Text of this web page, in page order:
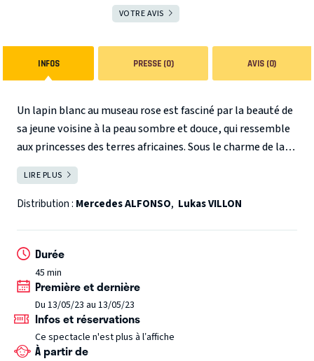
VOTRE AVIS
INFOS PRESSE (0) AVIS (0)
Un lapin blanc au museau rose est fasciné par la beauté de
sa jeune voisine à la peau sombre et douce, qui ressemble
aux princesses des terres africaines. Sous le charme de la
jolie petite fille aux cheveux tirebouchonnés, le lapin
blanc s'interroge: comment faut-il faire pour avoir une
fille aussi jolie et aussi noire qu’elle ? Se plonger dans un
sommeil ?
qui aborde avec finesse la question des origines, inspirée
de la grande auteure brésilienne Ana Maria Machado.
LIRE PLUS
Distribution : Mercedes ALFONSO, Lukas VILLON
Durée
45 min
Première et dernière
Du 13/05/23 au 13/05/23
Infos et réservations
Ce spectacle n'est plus à l’affiche
À partir de